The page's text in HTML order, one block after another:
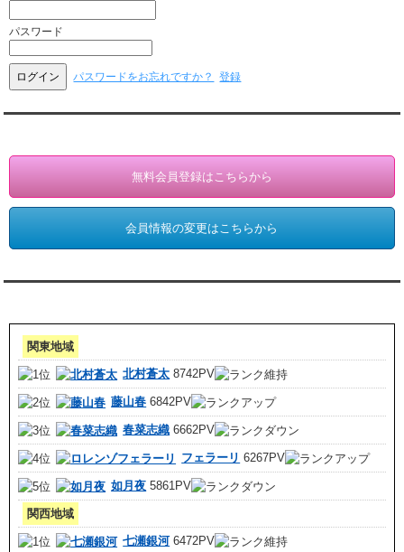
パスワード
パスワードをお忘れですか？ 登録
無料会員登録はこちらから
会員情報の変更はこちらから
関東地域
北村蒼太 8742PV
藤山春 6842PV
春菜志織 6662PV
フェラーリ 6267PV
如月夜 5861PV
関西地域
七瀬銀河6472PV